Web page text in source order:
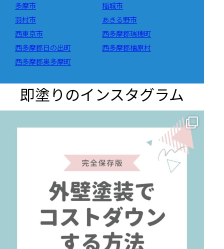
多摩市
稲城市
羽村市
あきる野市
西東京市
西多摩郡瑞穂町
西多摩郡日の出町
西多摩郡檜原村
西多摩郡奥多摩町
即塗りのインスタグラム
✨ 賢いお金の使い方！外壁塗装でコストダウンする方法 🏠